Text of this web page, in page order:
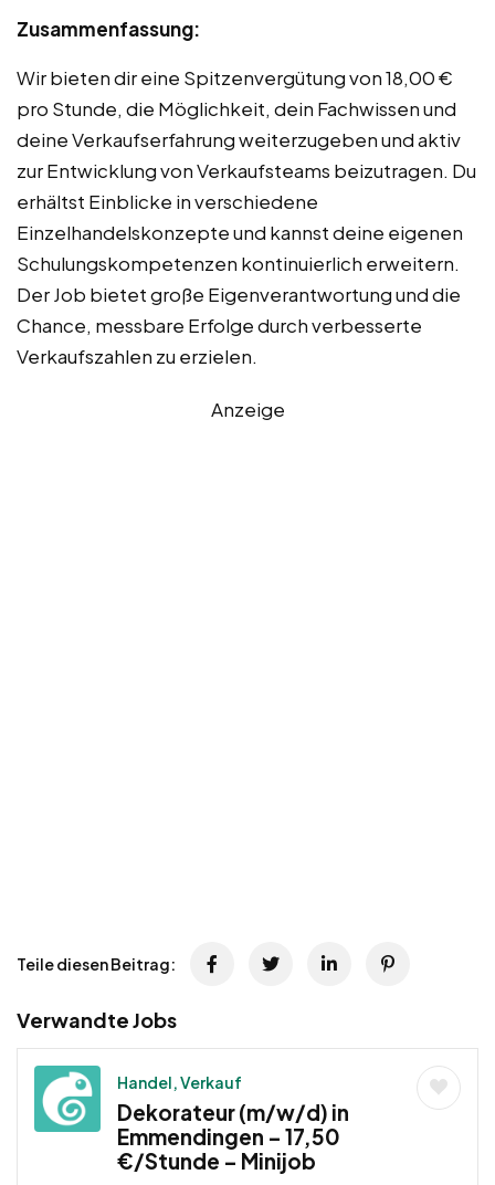
Zusammenfassung:
Wir bieten dir eine Spitzenvergütung von 18,00 €
pro Stunde, die Möglichkeit, dein Fachwissen und
deine Verkaufserfahrung weiterzugeben und aktiv
zur Entwicklung von Verkaufsteams beizutragen. Du
erhältst Einblicke in verschiedene
Einzelhandelskonzepte und kannst deine eigenen
Schulungskompetenzen kontinuierlich erweitern.
Der Job bietet große Eigenverantwortung und die
Chance, messbare Erfolge durch verbesserte
Verkaufszahlen zu erzielen.
Anzeige
Teile diesen Beitrag:
Verwandte Jobs
Handel, Verkauf
Dekorateur (m/w/d) in
Emmendingen – 17,50
€/Stunde – Minijob